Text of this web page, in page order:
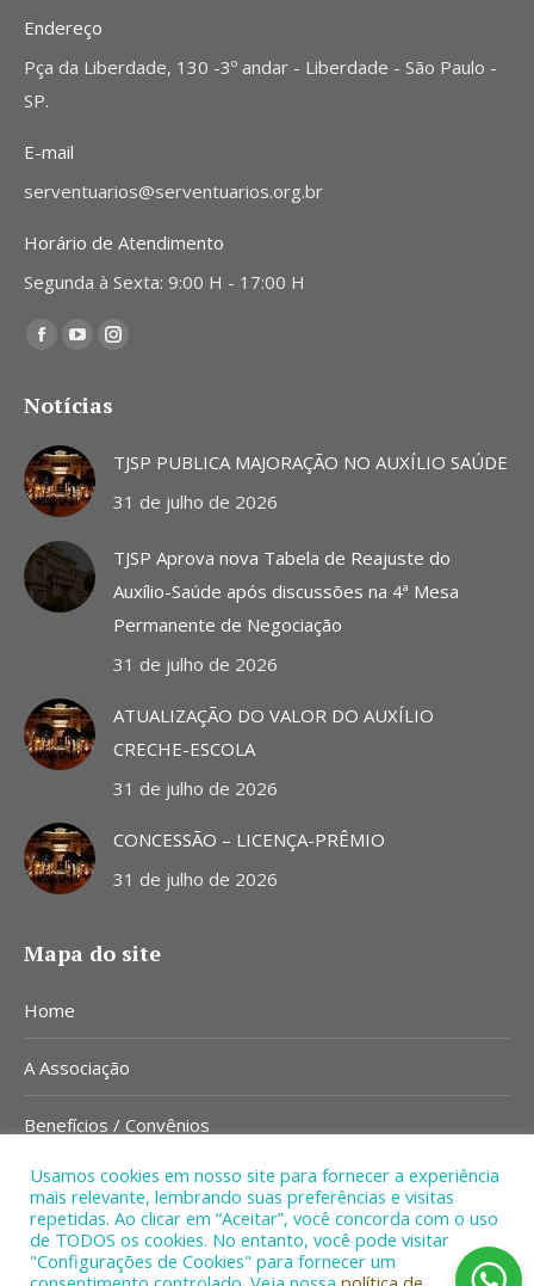
Endereço
Pça da Liberdade, 130 -3º andar - Liberdade - São Paulo -
SP.
E-mail
serventuarios@serventuarios.org.br
Horário de Atendimento
Segunda à Sexta: 9:00 H - 17:00 H
Encontre-nos em:
Facebook
opens
in
new
window
YouTube
opens
new
window
Instagram
opens
new
window
Notícias
TJSP PUBLICA MAJORAÇÃO NO AUXÍLIO SAÚDE
31 de julho de 2026
TJSP Aprova nova Tabela de Reajuste do
Auxílio-Saúde após discussões na 4ª Mesa
Permanente de Negociação
31 de julho de 2026
ATUALIZAÇÃO DO VALOR DO AUXÍLIO
CRECHE-ESCOLA
31 de julho de 2026
CONCESSÃO – LICENÇA-PRÊMIO
31 de julho de 2026
Mapa do site
Home
A Associação
Benefícios / Convênios
Notícias
Contato
Usamos cookies em nosso site para fornecer a experiência
mais relevante, lembrando suas preferências e visitas
repetidas. Ao clicar em “Aceitar”, você concorda com o uso
de TODOS os cookies. No entanto, você pode visitar
"Configurações de Cookies" para fornecer um